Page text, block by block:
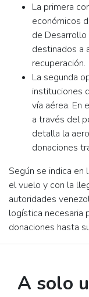
La primera
económicos
de
destinados a
recuperación.
La segunda
instituciones
vía aérea. En
a través del
detalla la
donaciones
Según se indica en
el vuelo y con la
autoridades
logística necesaria
donaciones hasta
A solo